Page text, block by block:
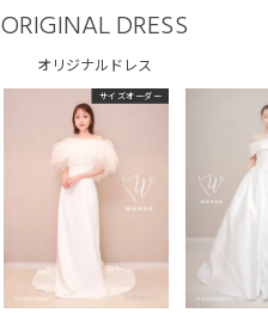
ORIGINAL DRESS
オリジナルドレス
サイズオーダー